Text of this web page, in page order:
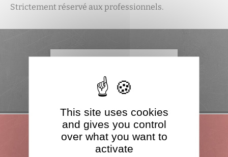
Strictement réservé aux professionnels.
Leader
Français
This site uses cookies
and gives you control
over what you want to
activate